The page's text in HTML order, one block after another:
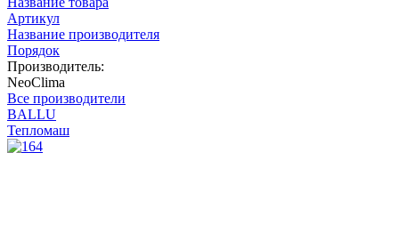
Артикул
Название производителя
Порядок
Производитель:
NeoClima
Все производители
BALLU
Тепломаш